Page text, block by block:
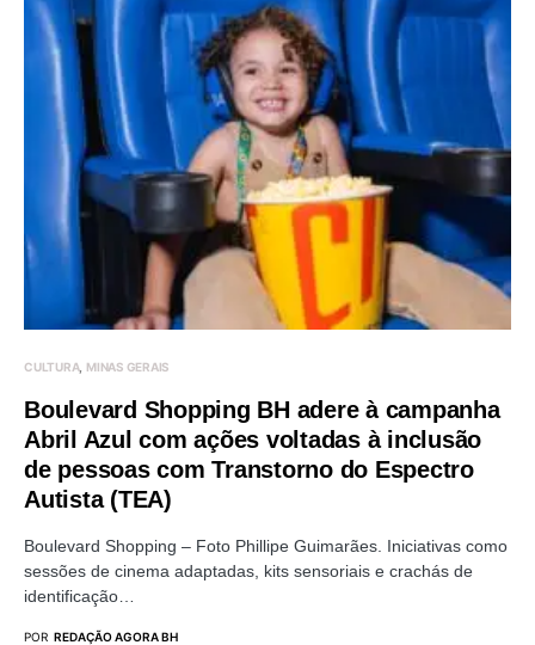
CULTURA MINAS GERAIS
Boulevard Shopping BH adere à campanha
Abril Azul com ações voltadas à inclusão
de pessoas com Transtorno do Espectro
Autista (TEA)
Boulevard Shopping – Foto Phillipe Guimarães. Iniciativas como
sessões de cinema adaptadas, kits sensoriais e crachás de
identificação…
POR REDAÇÃO AGORA BH